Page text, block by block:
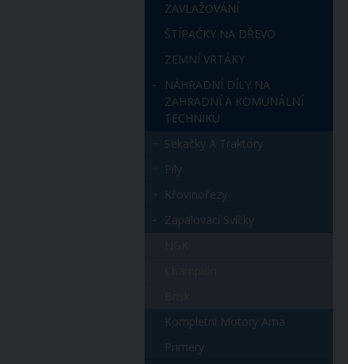
ZAVLAŽOVÁNÍ
ŠTÍPAČKY NA DŘEVO
ZEMNÍ VRTÁKY
NÁHRADNÍ DÍLY NA
ZAHRADNÍ A KOMUNÁLNÍ
TECHNIKU
Sekačky A Traktory
Pily
Křovinořezy
Zapalovací Svíčky
Kompletní Motory Ama
Primery